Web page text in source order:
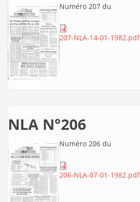
Numéro 207 du
207-NLA-14-01-1982.pdf
NLA N°206
Numéro 206 du
206-NLA-07-01-1982.pdf